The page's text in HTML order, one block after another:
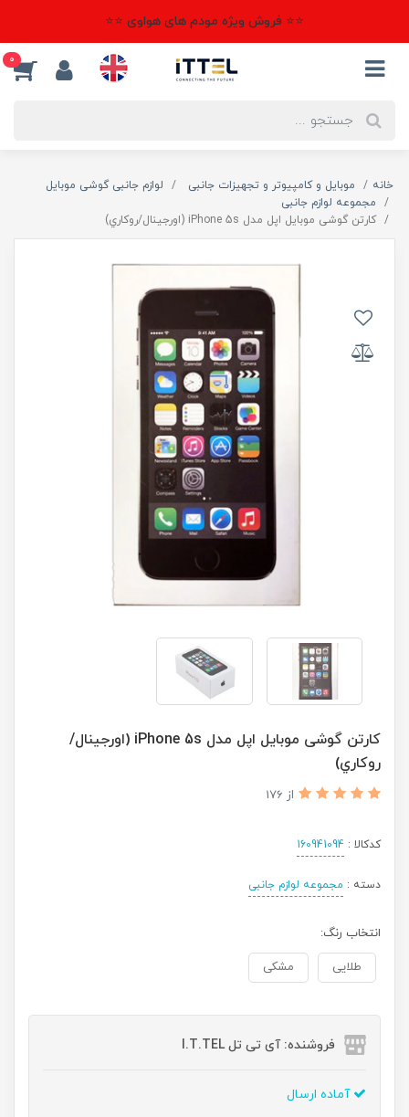
⭐⭐ فروش ویژه مودم های هواوی ⭐⭐
0
خانه موبایل و کامپیوتر و تجهیزات جانبی
لوازم جانبی گوشی موبایل
مجموعه لوازم جانبی
کارتن گوشی موبایل اپل مدل iPhone 5s (اورجينال/روکاري)
کارتن گوشی موبایل اپل مدل iPhone 5s (اورجينال/
روکاري)
از 176
کدکالا : 160941094
دسته : مجموعه لوازم جانبی
انتخاب رنگ:
طلایی مشکی
فروشنده: آی تی تل I.T.TEL
آماده ارسال